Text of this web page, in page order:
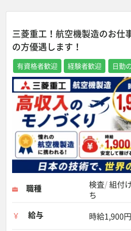
三菱重工！航空機製造のお仕
の方優遇します！
有資格者歓迎 経験者歓迎 日勤
職種 検査 組付
ち
給与
時給1,900円